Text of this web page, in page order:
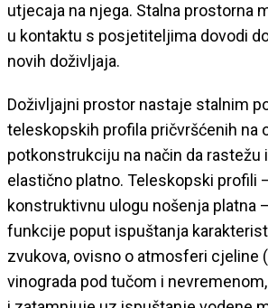
utjecaja na njega. Stalna prostorna
u kontaktu s posjetiteljima dovodi
novih doživljaja.
Doživljajni prostor nastaje stalnim
teleskopskih profila pričvršćenih na
potkonstrukciju na način da rastežu
elastično platno. Teleskopski profili
konstruktivnu ulogu nošenja platna
funkcije poput ispuštanja
zvukova, ovisno o atmosferi cjeline
vinograda pod tučom i